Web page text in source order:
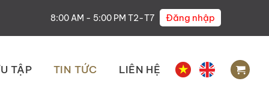
8:00 AM - 5:00 PM T2-T7 Đăng nhập
TẬP TIN TỨC LIÊN HỆ